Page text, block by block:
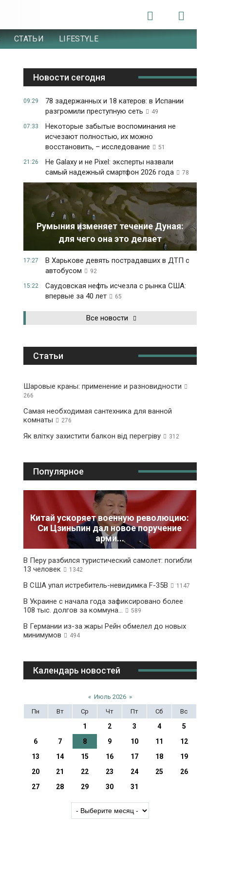
СТАТЬИ LIFESTYLE
Новости сегодня
09:29
78 задержанных и 18 катеров: в Испании
разгромили преступную сеть
49
07:33
Некоторые забытые воспоминания не
исчезают полностью, их можно
восстановить, – исследование
51
21:26
Не Galaxy и не Pixel: эксперты назвали
самый надежный смартфон 2026 года
78
Румыния изменяет течение Дуная:
для чего она это делает
17:27
В Харькове девять пострадавших в ДТП с
автобусом
92
15:22
Саудовская нефть исчезла с рынка США:
впервые за 40 лет
65
Все новости
Статьи
Шаровые краны: применение и разновидности
266
Самая необходимая сантехника для ванной
комнаты
276
Як влітку захистити балкон від перегріву 312
Популярное
Китай ускоряет военную революцию:
Си Цзиньпин дал новое поручение
арми...
В Перу разбился туристический самолет: погибли
13 человек
1342
В США упал истребитель-невидимка F-35B 1147
В Украине с начала года зафиксировано более
108 тыс. долгов за коммуна...
589
В Германии из-за жары Рейн обмелел до новых
минимумов
494
Календарь новостей
« Июль 2026 »
Пн
Вт Ср Чт Пт Сб Вс
1 2 3 4
5
6
7 8 9 10 11
12
13
14 15 16 17 18
19
20
21 22 23 24 25
26
27
28 29 30 31